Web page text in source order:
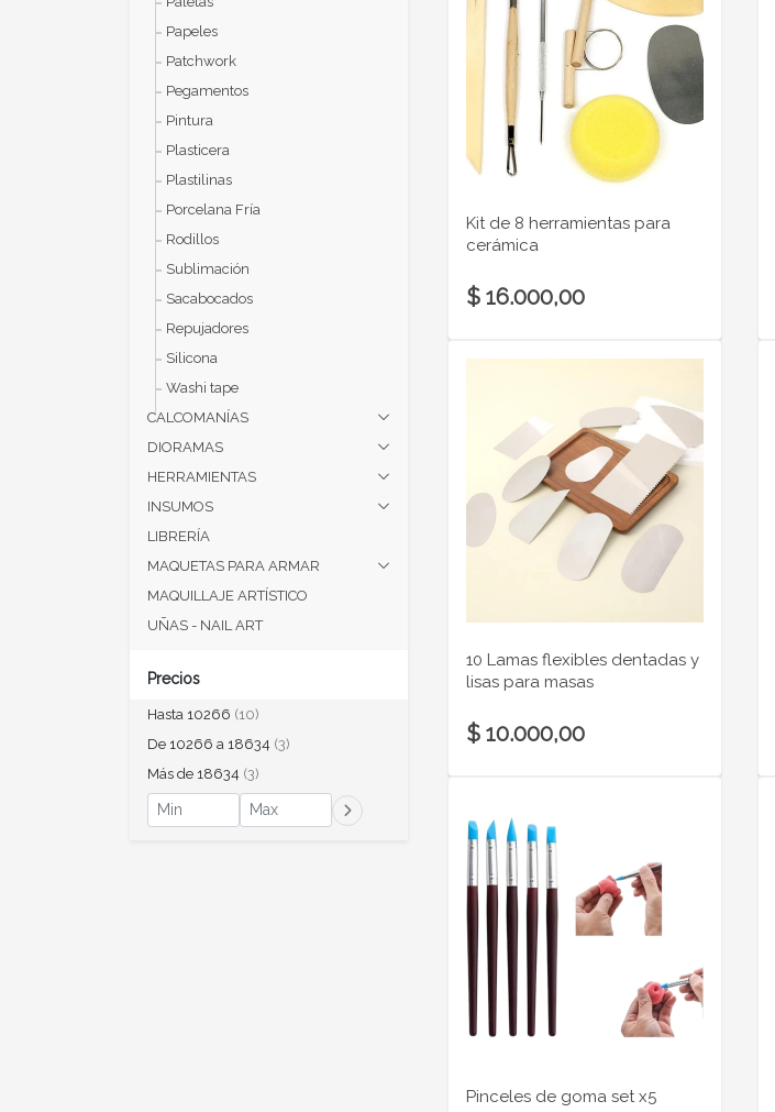
Papeles
Patchwork
Pegamentos
Pintura
Plasticera
Plastilinas
Porcelana Fría
Rodillos
Sublimación
Sacabocados
Repujadores
Silicona
Washi tape
CALCOMANÍAS
DIORAMAS
HERRAMIENTAS
INSUMOS
LIBRERÍA
MAQUETAS PARA ARMAR
MAQUILLAJE ARTÍSTICO
UÑAS - NAIL ART
Precios
Hasta 10266 (10)
De 10266 a 18634 (3)
Más de 18634 (3)
Kit de 8 herramientas para
cerámica
$ 16.000,00
10 Lamas flexibles dentadas y
lisas para masas
$ 10.000,00
Pinceles de goma set x5